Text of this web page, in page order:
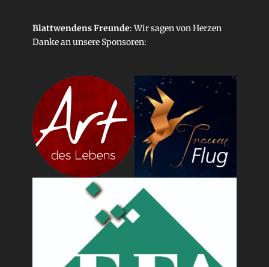
Blattwendens Freunde: Wir sagen von Herzen
Danke an unsere Sponsoren: